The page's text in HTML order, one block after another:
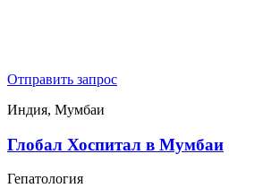
Отправить запрос
Индия, Мумбаи
Глобал Хоспитал в Мумбаи
Гепатология